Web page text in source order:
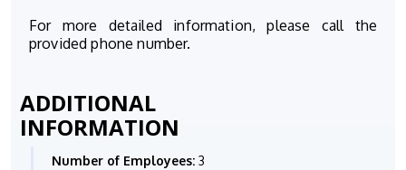
For more detailed information, please call the
provided phone number.
ADDITIONAL
INFORMATION
Number of Employees: 3